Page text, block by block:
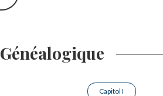
Généalogique
Capitol I